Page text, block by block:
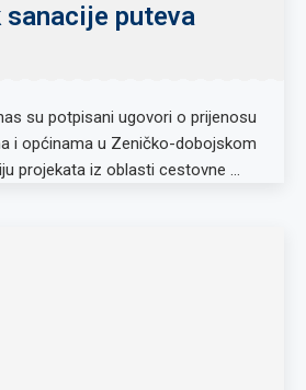
sanacije puteva
su potpisani ugovori o prijenosu
i općinama u Zeničko-dobojskom
projekata iz oblasti cestovne …